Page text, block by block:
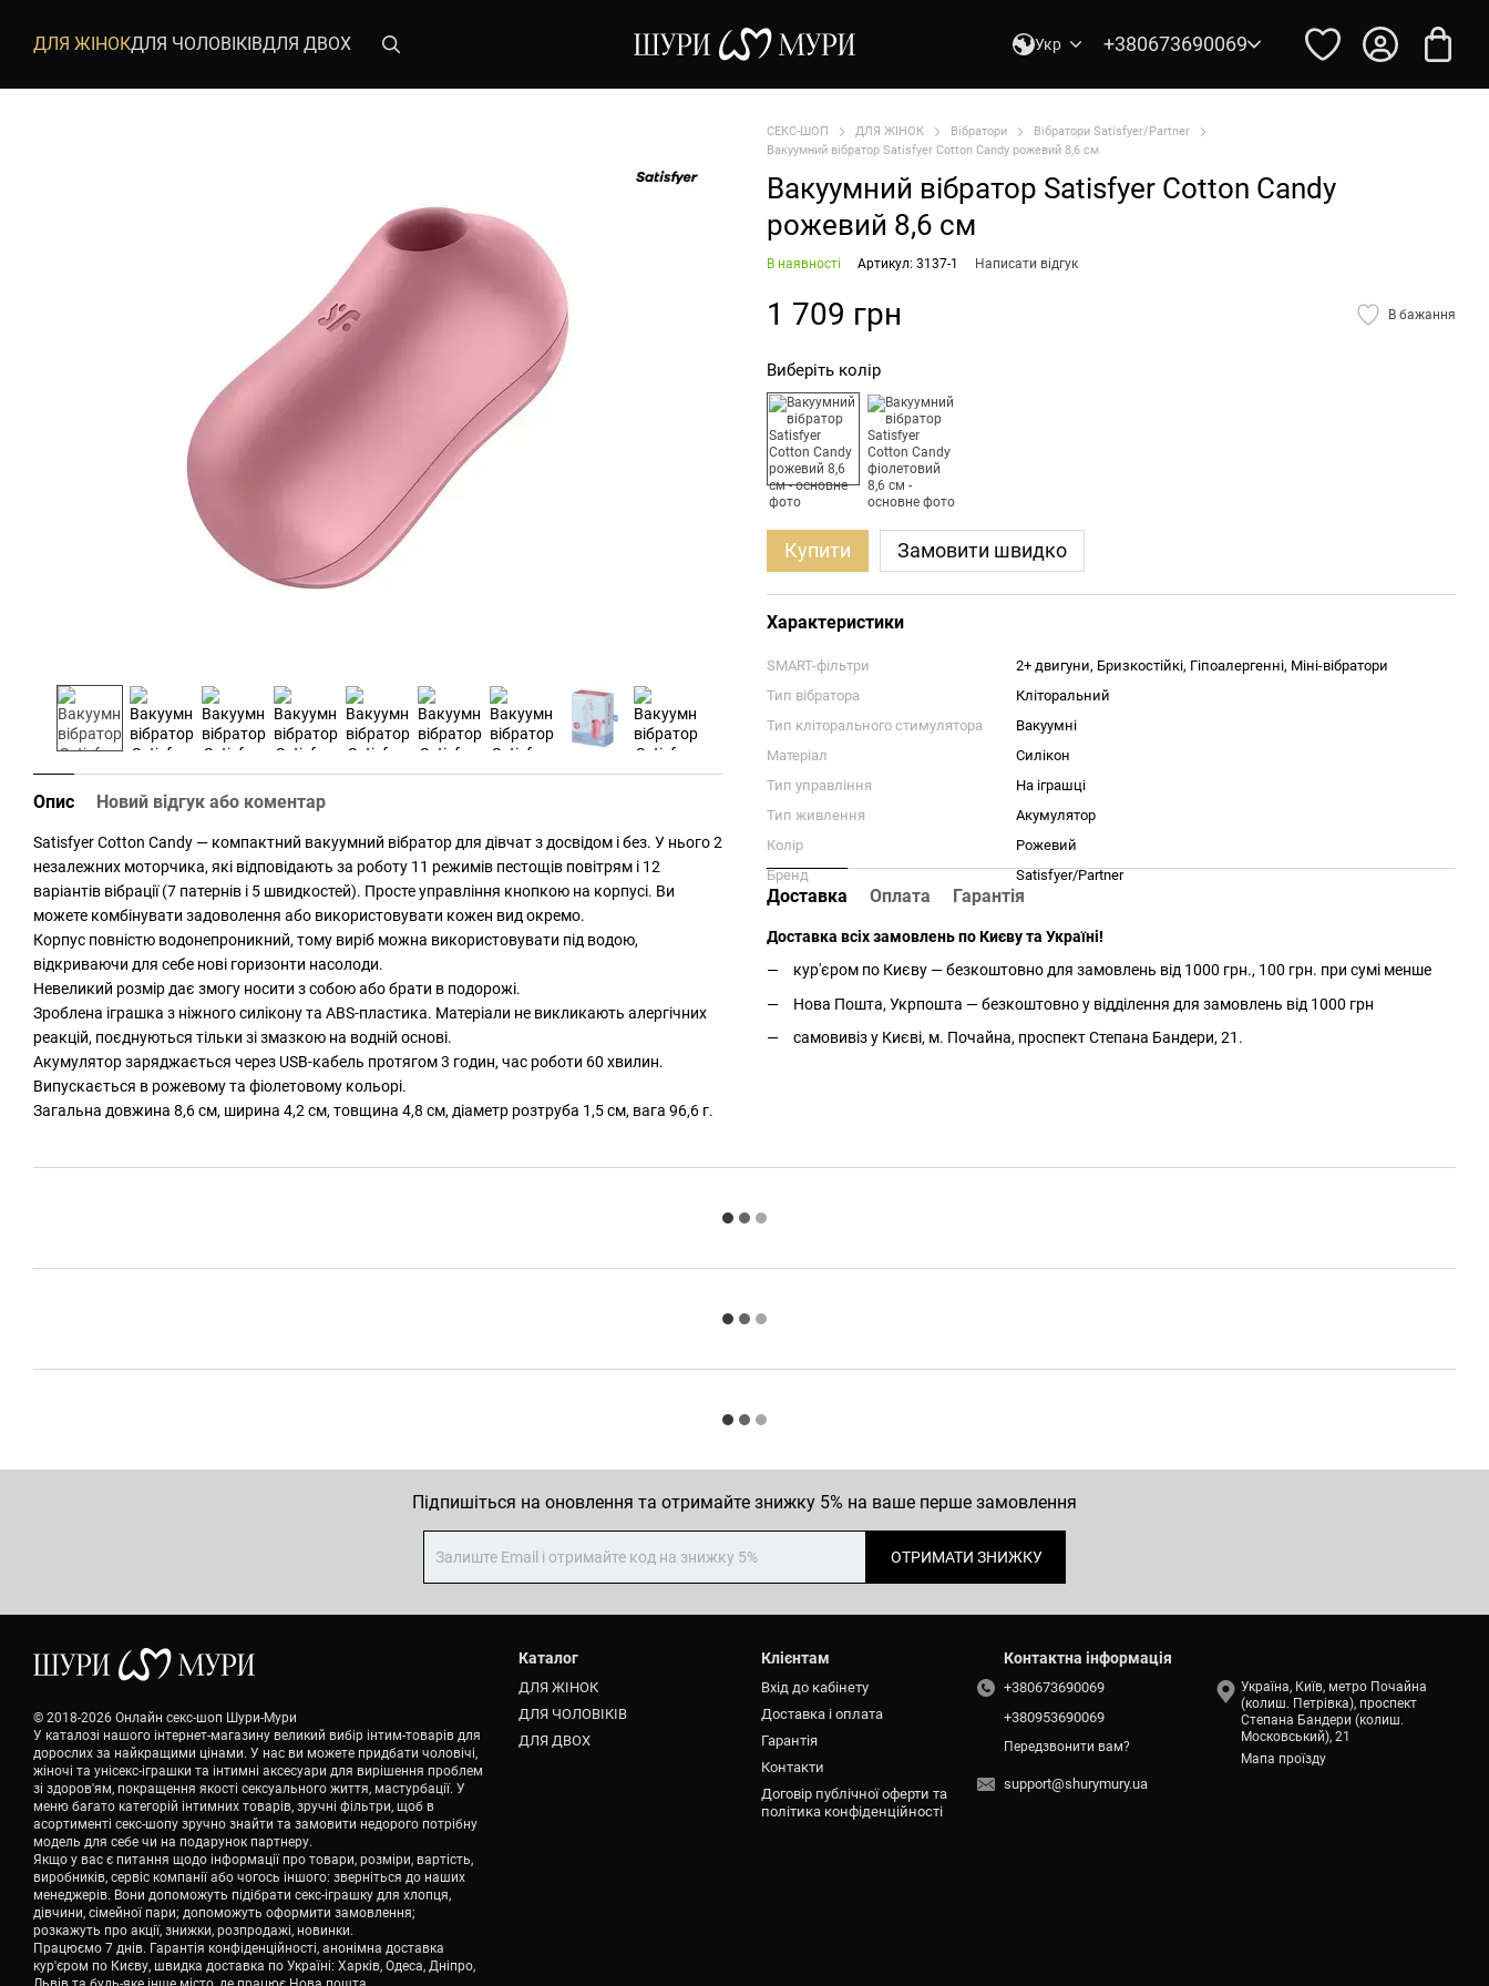
ДЛЯ ЖІНОКДЛЯ ЧОЛОВІКІВДЛЯ ДВОХ Укр +380673690069
Опис Новий відгук або коментар
Satisfyer Cotton Candy — компактний вакуумний вібратор для дівчат з досвідом і без. У нього 2
незалежних моторчика, які відповідають за роботу 11 режимів пестощів повітрям і 12
варіантів вібрації (7 патернів і 5 швидкостей). Просте управління кнопкою на корпусі. Ви
можете комбінувати задоволення або використовувати кожен вид окремо.
Корпус повністю водонепроникний, тому виріб можна використовувати під водою,
відкриваючи для себе нові горизонти насолоди.
Невеликий розмір дає змогу носити з собою або брати в подорожі.
Зроблена іграшка з ніжного силікону та ABS-пластика. Матеріали не викликають алергічних
реакцій, поєднуються тільки зі змазкою на водній основі.
Акумулятор заряджається через USB-кабель протягом 3 годин, час роботи 60 хвилин.
Випускається в рожевому та фіолетовому кольорі.
Загальна довжина 8,6 см, ширина 4,2 см, товщина 4,8 см, діаметр розтруба 1,5 см, вага 96,6 г.
СЕКС-ШОП ДЛЯ ЖІНОК Вібратори
Вібратори Satisfyer/Partner
Вакуумний вібратор Satisfyer Cotton Candy рожевий 8,6 см
Вакуумний вібратор Satisfyer Cotton Candy
рожевий 8,6 см
В наявності Артикул: 3137-1 Написати відгук
1 709 грн В бажання
Виберіть колір
Купити Замовити швидко
Характеристики
SMART-фільтри
2+ двигуни, Бризкостійкі, Гіпоалергенні, Міні-вібратори
Тип вібратора
Кліторальний
Тип кліторального стимулятора
Вакуумні
Матеріал
Силікон
Тип управління
На іграшці
Тип живлення
Акумулятор
Колір
Рожевий
Бренд
Satisfyer/Partner
Доставка Оплата Гарантія
Доставка всіх замовлень по Києву та Україні!
кур'єром по Києву — безкоштовно для замовлень від 1000 грн., 100 грн. при сумі менше
Нова Пошта, Укрпошта — безкоштовно у відділення для замовлень від 1000 грн
самовивіз у Києві, м. Почайна, проспект Степана Бандери, 21.
Підпишіться на оновлення та отримайте знижку 5% на ваше перше замовлення
ОТРИМАТИ ЗНИЖКУ
© 2018-2026 Онлайн секс-шоп Шури-Мури
У каталозі нашого інтернет-магазину великий вибір інтим-товарів для
дорослих за найкращими цінами. У нас ви можете придбати чоловічі,
жіночі та унісекс-іграшки та інтимні аксесуари для вирішення проблем
зі здоров'ям, покращення якості сексуального життя, мастурбації. У
меню багато категорій інтимних товарів, зручні фільтри, щоб в
асортименті секс-шопу зручно знайти та замовити недорого потрібну
модель для себе чи на подарунок партнеру.
Якщо у вас є питання щодо інформації про товари, розміри, вартість,
виробників, сервіс компанії або чогось іншого: зверніться до наших
менеджерів. Вони допоможуть підібрати секс-іграшку для хлопця,
дівчини, сімейної пари; допоможуть оформити замовлення;
розкажуть про акції, знижки, розпродажі, новинки.
Працюємо 7 днів. Гарантія конфіденційності, анонімна доставка
кур'єром по Києву, швидка доставка по Україні: Харків, Одеса, Дніпро,
Каталог
ДЛЯ ЖІНОК
ДЛЯ ЧОЛОВІКІВ
ДЛЯ ДВОХ
Клієнтам
Вхід до кабінету
Доставка і оплата
Гарантія
Контакти
Договір публічної оферти та
політика конфіденційності
Контактна інформація
+380673690069
+380953690069
Передзвонити вам?
support@shurymury.ua
Україна, Київ, метро Почайна
(колиш. Петрівка), проспект
Степана Бандери (колиш.
Московський), 21
Мапа проїзду